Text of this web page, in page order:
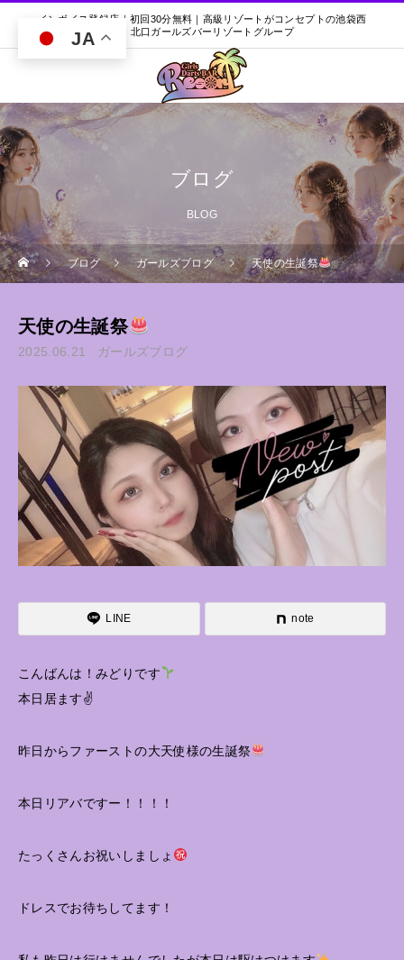
インボイス登録店｜初回30分無料｜高級リゾートがコンセプトの池袋西
口・北口ガールズバーリゾートグループ
ブログ
BLOG
ブログ ガールズブログ 天使の生誕祭
天使の生誕祭
2025.06.21 ガールズブログ
LINE note
こんばんは！みどりです
本日居ます✌️
昨日からファーストの大天使様の生誕祭
本日リアバですー！！！！
たっくさんお祝いしましょ
ドレスでお待ちしてます！
JA